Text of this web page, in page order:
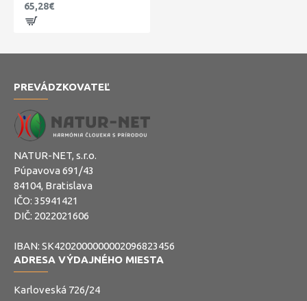
65,28€
PREVÁDZKOVATEĽ
NATUR-NET, s.r.o.
Púpavova 691/43
84104, Bratislava
IČO: 35941421
DIČ: 2022021606
IBAN: SK4202000000002096823456
ADRESA VÝDAJNÉHO MIESTA
Karloveská 726/24